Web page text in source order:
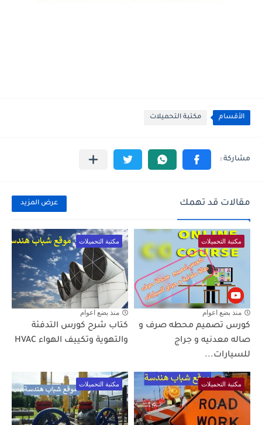
الأقسام مكتبة التحميلات
مقالات قد تهمك عرض المزيد
مكتبة التحميلات
منذ بضع اعوام
كورس تصميم محطه صرف و
صاله معدنيه و جراج
للسيارات...
مكتبة التحميلات
منذ بضع اعوام
كتاب شرح كورس التدفئة
والتهوية وتكييف الهواء HVAC
مكتبة التحميلات مكتبة التحميلات